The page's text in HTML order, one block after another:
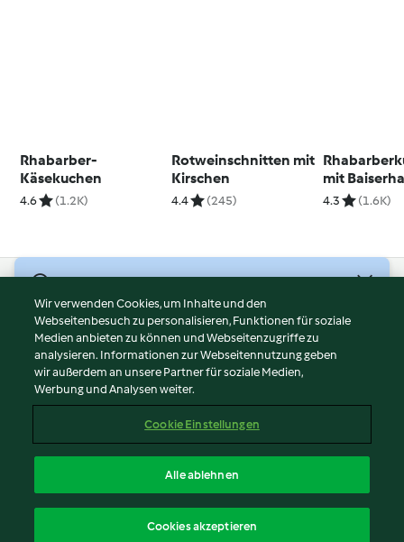
Rhabarber-
Käsekuchen
4.6 (1.2K)
Rotweinschnitten mit
Kirschen
4.4 (245)
mit
4.3 (1.6K)
Nutzungsbedingungen
Datenschutzrichtlinien
Disclaimer
Impressum
Inhalt melden
Erklärung zur Barrierefreiheit
Wir verwenden Cookies, um Inhalte und den
Webseitenbesuch zu personalisieren, Funktionen für soziale
Medien anbieten zu können und Webseitenzugriffe zu
analysieren. Informationen zur Webseitennutzung geben
wir außerdem an unsere Partner für soziale Medien,
Werbung und Analysen weiter.
Cookie Einstellungen
Alle ablehnen
Cookies akzeptieren